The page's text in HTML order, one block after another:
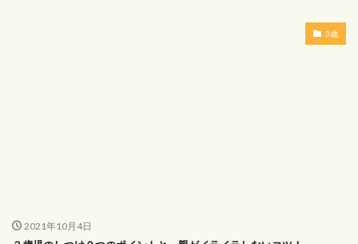
3歳
2021年10月4日